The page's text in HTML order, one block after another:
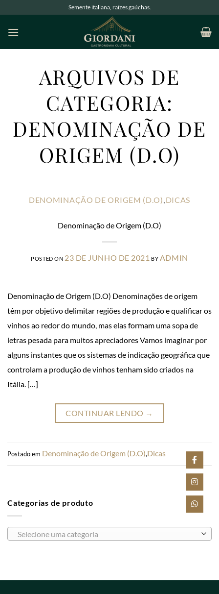
Semente italiana, raízes gaúchas.
ARQUIVOS DE
CATEGORIA:
DENOMINAÇÃO DE
ORIGEM (D.O)
DENOMINAÇÃO DE ORIGEM (D.O),DICAS
Denominação de Origem (D.O)
POSTED ON 23 DE JUNHO DE 2021 BY ADMIN
Denominação de Origem (D.O) Denominações de origem
têm por objetivo delimitar regiões de produção e qualificar os
vinhos ao redor do mundo, mas elas formam uma sopa de
letras pesada para muitos apreciadores Vamos imaginar por
alguns instantes que os sistemas de indicação geográfica que
controlam a produção de vinhos tenham sido criados na
Itália. […]
CONTINUAR LENDO →
Postado em Denominação de Origem (D.O),Dicas
Categorias de produto
Selecione uma categoria